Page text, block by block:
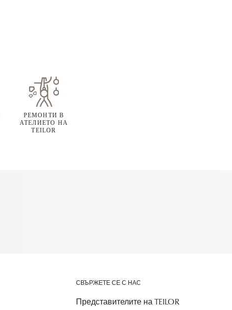
РЕМОНТИ В
АТЕЛИЕТО НА
TEILOR
СВЪРЖЕТЕ СЕ С НАС
Представителите на TEILOR